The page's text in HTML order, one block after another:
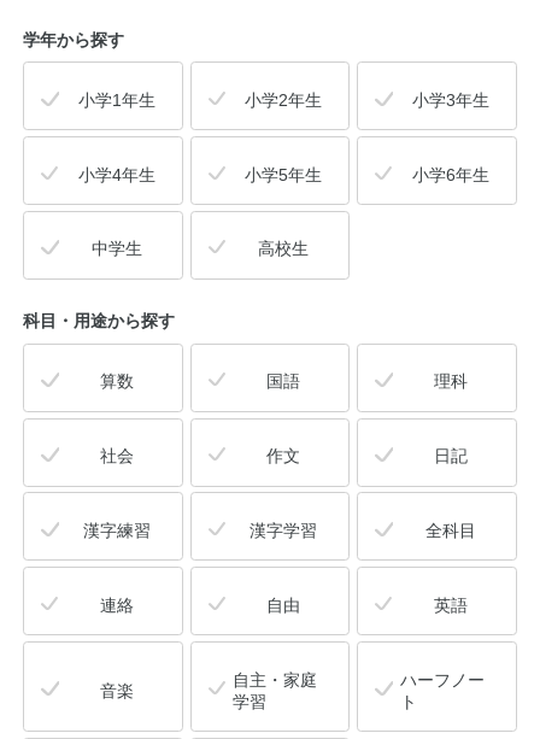
学年から探す
小学1年生 小学2年生 小学3年生
小学4年生 小学5年生 小学6年生
中学生 高校生
科目・用途から探す
算数 国語 理科
社会 作文 日記
漢字練習 漢字学習 全科目
連絡 自由 英語
音楽
自主・家庭
学習
ハーフノー
ト